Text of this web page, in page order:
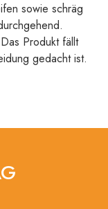
sowie schräg
Produkt fällt
gedacht ist.